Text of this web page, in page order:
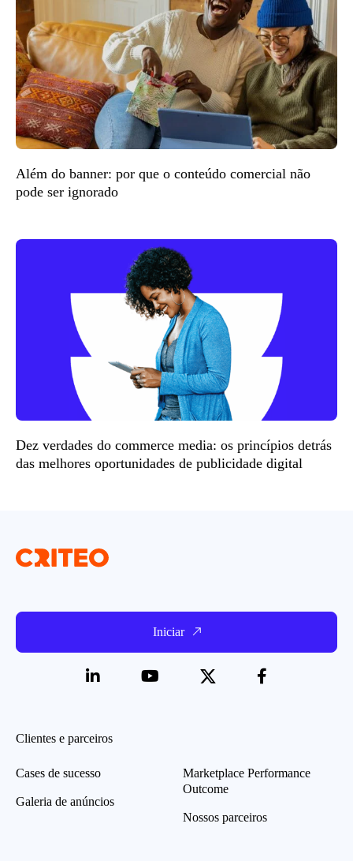
Além do banner: por que o conteúdo comercial não
pode ser ignorado
Dez verdades do commerce media: os princípios detrás
das melhores oportunidades de publicidade digital
Iniciar
Clientes e parceiros
Cases de sucesso
Galeria de anúncios
Marketplace Performance
Outcome
Nossos parceiros